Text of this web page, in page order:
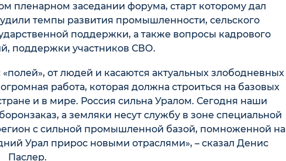
пленарном заседании форума, старт которому дал
темпы развития промышленности, сельского
поддержки, а также вопросы кадрового
поддержки участников СВО.
от людей и касаются актуальных злободневных
работа, которая должна строиться на базовых
и в мире. Россия сильна Уралом. Сегодня наши
а земляки несут службу в зоне специальной
с сильной промышленной базой, помноженной на
Урал прирос новыми отраслями», – сказал Денис
Паслер.